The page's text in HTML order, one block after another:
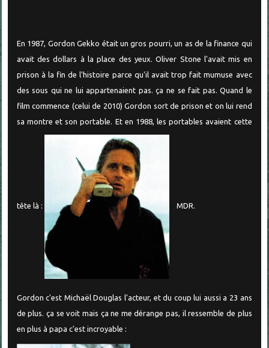
En 1987, Gordon Gekko était un gros pourri, un as de la finance qui
avait des dollars à la place des yeux. Oliver Stone l'avait mis en
prison à la fin de l'histoire parce qu'il avait trop fait mumuse avec
des sous qui ne lui appartenaient pas. ça ne se fait pas. Quand le
film commence (celui de 2010) Gordon sort de prison et on lui rend
sa montre et son portable. Et en 1988, les portables avaient cette
tête là : MDR.
Gordon c'est Michaël Douglas l'acteur, et du coup lui aussi a 23 ans
de plus. ça se voit mais ça ne me dérange pas, il ressemble de plus
en plus à papa c'est incroyable :